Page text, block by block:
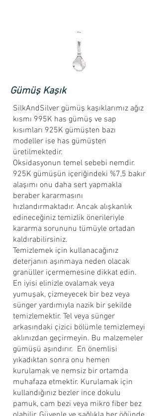
Gümüş Kaşık
SilkAndSilver gümüş kaşıklarımız ağız
kısmı 995K has gümüş ve sap
kısımları 925K gümüşten bazı
modeller ise has gümüşten
üretilmektedir.
Oksidasyonun temel sebebi nemdir.
925K gümüşün içeriğindeki %7,5 bakır
alaşımı onu daha sert yapmakla
beraber kararmasını
hızlandırmaktadır. Ancak alışkanlık
edineceğiniz temizlik önerileriyle
kararma sorununu tümüyle ortadan
kaldırabilirsiniz.
Temizlemek için kullanacağınız
deterjanın aşınmaya neden olacak
granüller içermemesine dikkat edin.
En iyisi elinizle ovalamak veya
yumuşak, çizmeyecek bir bez veya
sünger yardımıyla nazik bir şekilde
temizlemektir. Tel veya sünger
arkasındaki çizici bölümle temizlemeyi
aklınızdan geçirmeyin. Bu malzemeler
gümüşü aşındırır. En önemlisi
yıkadıktan sonra onu hemen
kurulamak ve nemsiz bir ortamda
muhafaza etmektir. Kurulamak için
kullandığınız bezler ince dokulu
pamuk, cam bezi veya mikro fiber bez